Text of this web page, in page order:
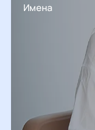
Имена